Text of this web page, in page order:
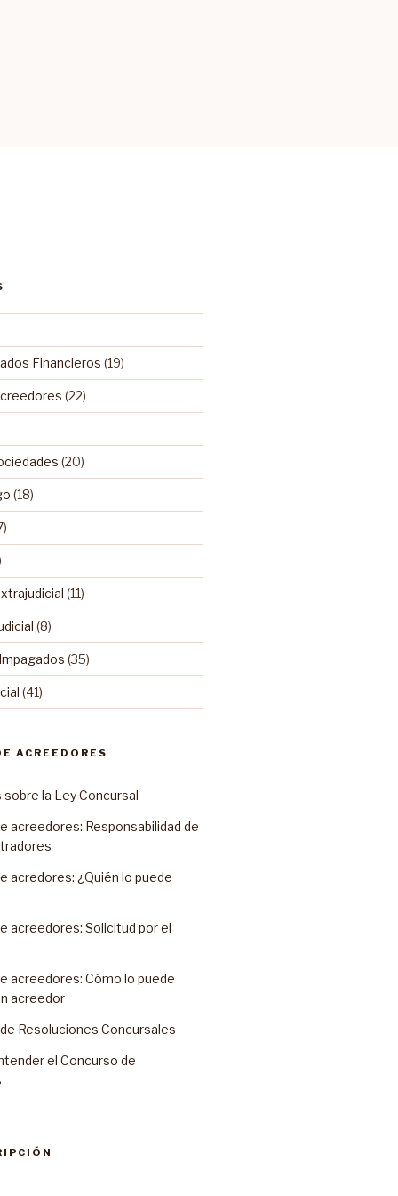
Financieros (19)
(22)
(20)
(18)
(11)
(8)
(35)
(41)
ACREEDORES
la Ley Concursal
acreedores: Responsabilidad de
acredores: ¿Quién lo puede
acreedores: Solicitud por el
acreedores: Cómo lo puede
acreedor
Resoluciones Concursales
el Concurso de